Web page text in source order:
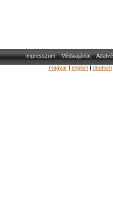
Impresszum Médiaajánlat
magyar| english| deutsch